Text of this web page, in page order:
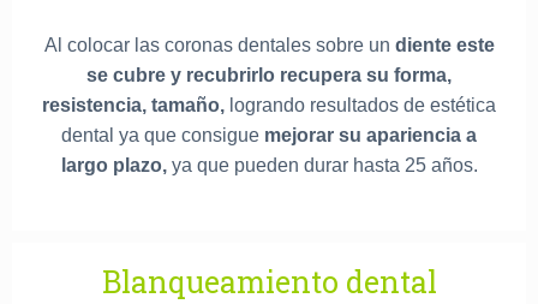
Al colocar las coronas dentales sobre un diente este
se cubre y recubrirlo recupera su forma,
resistencia, tamaño, logrando resultados de estética
dental ya que consigue mejorar su apariencia a
largo plazo,ya que pueden durar hasta 25 años.
Blanqueamiento dental